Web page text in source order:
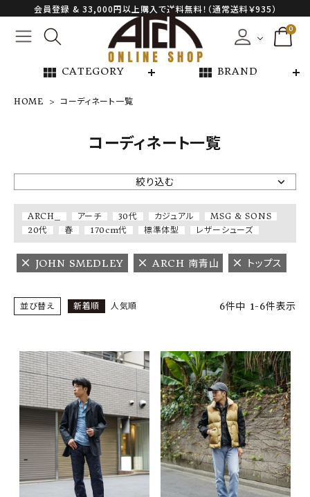
会員登録 & 33,000円以上購入で送料無料！（通常送料￥935）
0
view_module CATEGORY view_module BRAND
NEW ARRIVAL
ARCH EXCLUSIVE
BRAND
CATEGORY
SHOP
INFORMATION
ご利用ガイド
プライバシーポリシー
特定商取引法について
お問い合わせ
OFFICIAL WEB SITE
HOME コーディネート一覧
コーディネート一覧
絞り込む
ARCH_ アーチ 30代 カジュアル
MSG & SONS
20代
春 170cm代 標準体型 レザーシューズ
JOHN SMEDLEY ARCH 南青山 トップス
並び替え 新着順 人気順 6件中 1-6件表示